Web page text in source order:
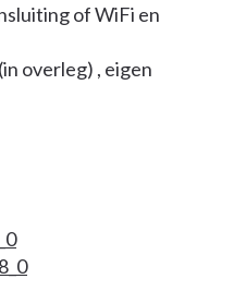
of WiFi en
overleg) , eigen